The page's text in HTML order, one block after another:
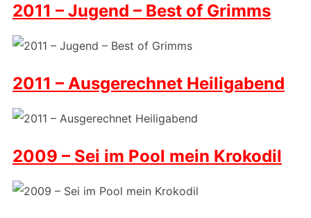
2011 – Jugend – Best of Grimms
2011 – Ausgerechnet Heiligabend
2009 – Sei im Pool mein Krokodil